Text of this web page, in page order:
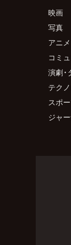
映画
写真
アニメ
コミ
演劇・
テク
スポ
ジャ